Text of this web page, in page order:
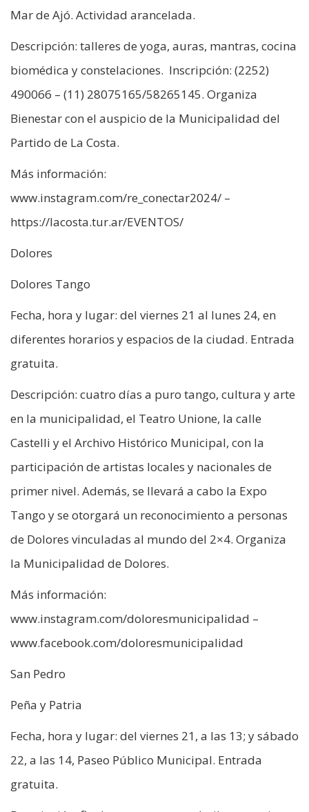
Mar de Ajó. Actividad arancelada.
Descripción: talleres de yoga, auras, mantras, cocina
biomédica y constelaciones. Inscripción: (2252)
490066 – (11) 28075165/58265145. Organiza
Bienestar con el auspicio de la Municipalidad del
Partido de La Costa.
Más información:
www.instagram.com/re_conectar2024/ –
https://lacosta.tur.ar/EVENTOS/
Dolores
Dolores Tango
Fecha, hora y lugar: del viernes 21 al lunes 24, en
diferentes horarios y espacios de la ciudad. Entrada
gratuita.
Descripción: cuatro días a puro tango, cultura y arte
en la municipalidad, el Teatro Unione, la calle
Castelli y el Archivo Histórico Municipal, con la
participación de artistas locales y nacionales de
primer nivel. Además, se llevará a cabo la Expo
Tango y se otorgará un reconocimiento a personas
de Dolores vinculadas al mundo del 2×4. Organiza
la Municipalidad de Dolores.
Más información:
www.instagram.com/doloresmunicipalidad –
www.facebook.com/doloresmunicipalidad
San Pedro
Peña y Patria
Fecha, hora y lugar: del viernes 21, a las 13; y sábado
22, a las 14, Paseo Público Municipal. Entrada
gratuita.